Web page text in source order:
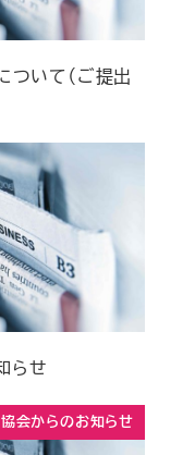
いて（ご提出
らせ
協会からのお知らせ